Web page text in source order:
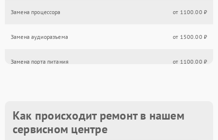
Замена процессора от 1100.00 ₽
Замена аудиоразъема от 1500.00 ₽
Замена порта питания от 1100.00 ₽
Восстановление после залития
Замена USB порта
Как происходит ремонт в нашем
сервисном центре